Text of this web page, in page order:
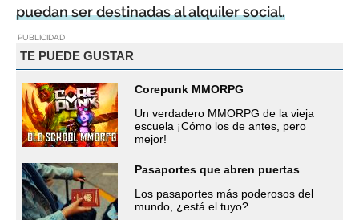
puedan ser destinadas al alquiler social.
PUBLICIDAD
TE PUEDE GUSTAR
Corepunk MMORPG
Un verdadero MMORPG de la vieja
escuela ¡Cómo los de antes, pero
mejor!
Pasaportes que abren puertas
Los pasaportes más poderosos del
mundo, ¿está el tuyo?